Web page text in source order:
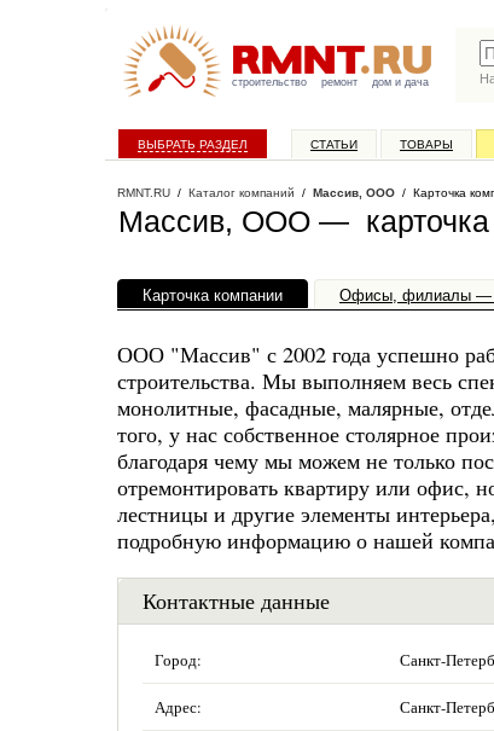
строительство ремонт дом и дача
ВЫБРАТЬ РАЗДЕЛ СТАТЬИ ТОВАРЫ
RMNT.RU / Каталог компаний / Массив, ООО / Карточка
Массив, ООО — карточка
Карточка компании Офисы, филиалы —
ООО "Массив" с 2002 года успешно
строительства. Мы выполняем весь
монолитные, фасадные, малярные,
того, у нас собственное столярное
благодаря чему мы можем не только
отремонтировать квартиру или офис,
лестницы и другие элементы
подробную информацию о нашей
Контактные данные
Город: Санкт-
Адрес: Санкт-